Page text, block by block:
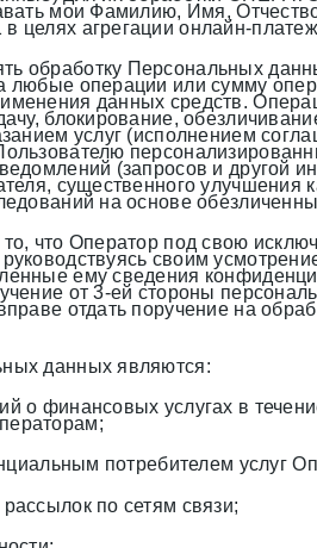
мои Фамилию, Имя,
целях агрегации онлайн-
обработку Персональных
любые операции или сумму
данных средств.
блокирование,
услуг (исполнением
(запросов и другой
существенного
на основе
что Оператор под свою
своим
ему сведения
от 3-ей стороны
отдать поручение на
данных являются:
о финансовых услугах в
потребителем услуг
по сетям связи;